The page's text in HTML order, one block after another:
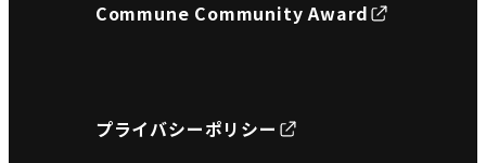
Commune Community Award
プライバシーポリシー